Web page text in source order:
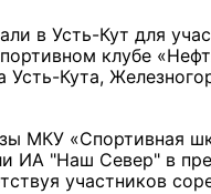
в Усть-Кут для
клубе
Кута,
МКУ «Спортивная
ИА "Наш Север" в
участников